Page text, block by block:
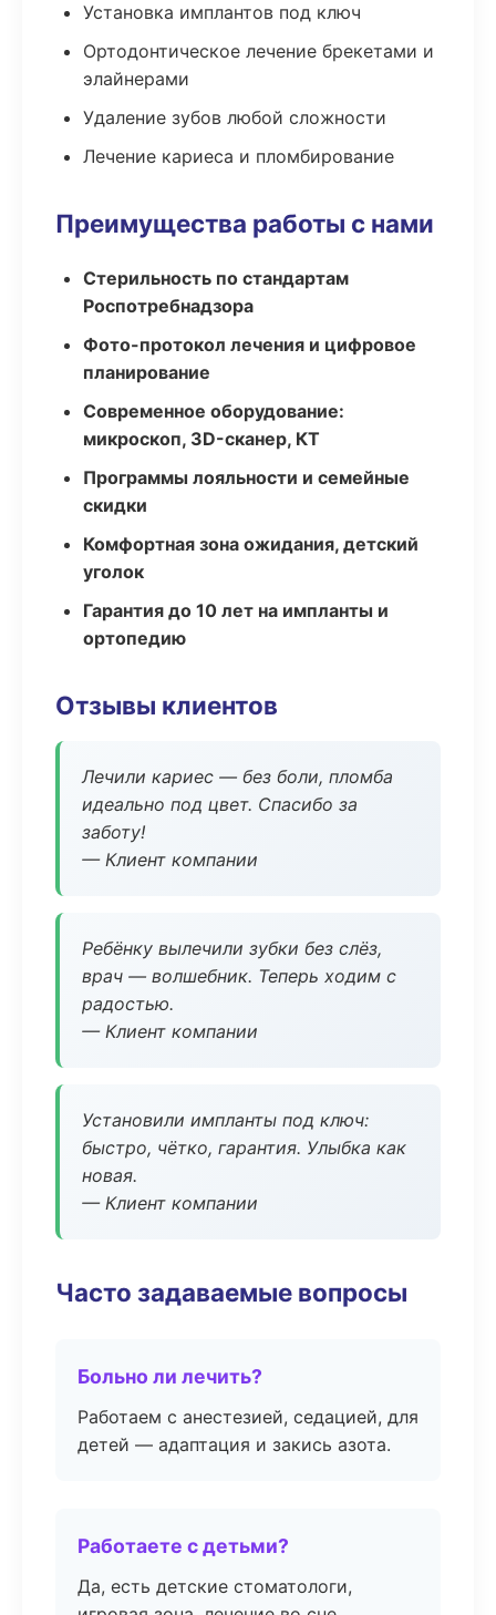
Установка имплантов под ключ
Ортодонтическое лечение брекетами и
элайнерами
Удаление зубов любой сложности
Лечение кариеса и пломбирование
Преимущества работы с нами
Стерильность по стандартам
Роспотребнадзора
Фото-протокол лечения и цифровое
планирование
Современное оборудование:
микроскоп, 3D-сканер, КТ
Программы лояльности и семейные
скидки
Комфортная зона ожидания, детский
уголок
Гарантия до 10 лет на импланты и
ортопедию
Отзывы клиентов
Лечили кариес — без боли, пломба
идеально под цвет. Спасибо за
заботу!
— Клиент компании
Ребёнку вылечили зубки без слёз,
врач — волшебник. Теперь ходим с
радостью.
— Клиент компании
Установили импланты под ключ:
быстро, чётко, гарантия. Улыбка как
новая.
— Клиент компании
Часто задаваемые вопросы
Больно ли лечить?
Работаем с анестезией, седацией, для
детей — адаптация и закись азота.
Работаете с детьми?
Да, есть детские стоматологи,